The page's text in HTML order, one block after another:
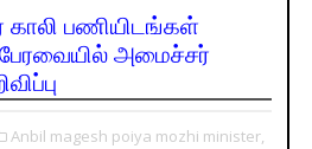
காலி பணியிடங்கள்
அமைச்சர்
Anbil magesh poiya mozhi minister,